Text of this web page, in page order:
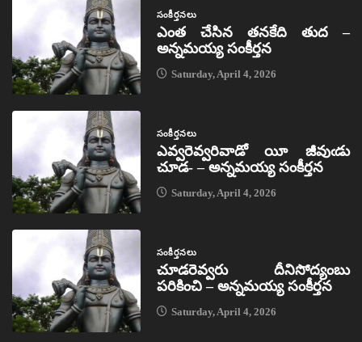
సంకీర్తనలు
ఎంత చేసిన తనకేది తుద –
అన్నమయ్య సంకీర్తన
Saturday, April 4, 2026
సంకీర్తనలు
ఎవ్వరెవ్వరివాడో యీ జీవుఁడు
చూడ- – అన్నమయ్య సంకీర్తన
Saturday, April 4, 2026
సంకీర్తనలు
చూడరెవ్వరు దీనిసోద్యంబు
పరికించి – అన్నమయ్య సంకీర్తన
Saturday, April 4, 2026